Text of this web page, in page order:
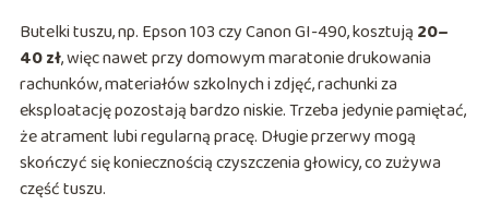
Butelki tuszu, np. Epson 103 czy Canon GI-490, kosztują 20–
40 zł, więc nawet przy domowym maratonie drukowania
rachunków, materiałów szkolnych i zdjęć, rachunki za
eksploatację pozostają bardzo niskie. Trzeba jedynie pamiętać,
że atrament lubi regularną pracę. Długie przerwy mogą
skończyć się koniecznością czyszczenia głowicy, co zużywa
część tuszu.